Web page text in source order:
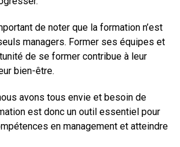
de noter que la formation n’est
managers. Former ses équipes et
de se former contribue à leur
bien-être.
avons tous envie et besoin de
est donc un outil essentiel pour
en management et atteindre